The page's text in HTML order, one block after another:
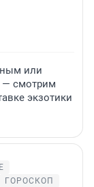
или
— смотрим
экзотики
ГОРОСКОП